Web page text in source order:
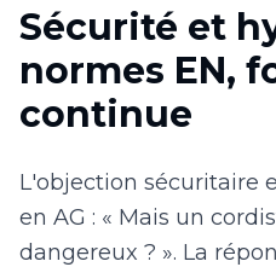
Sécurité et
normes EN,
continue
L'objection sécuritaire
en AG : « Mais un
dangereux ? ». La